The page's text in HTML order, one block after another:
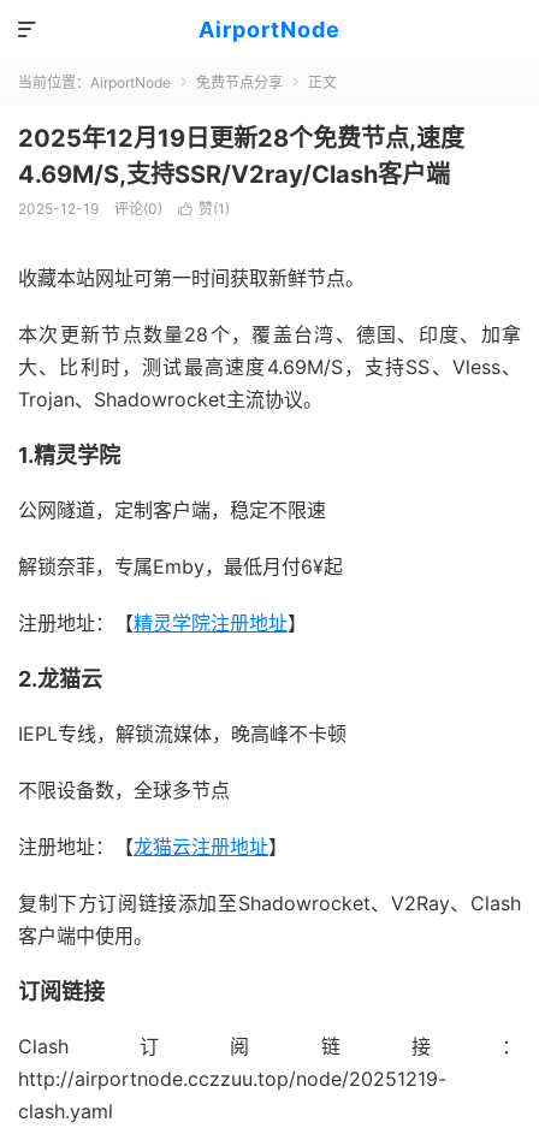
AirportNode

当前位置： AirportNode  免费节点分享  正文
2025年12月19日更新28个免费节点,速度
4.69M/S,支持SSR/V2ray/Clash客户端
2025-12-19 评论(0)  赞(1 )
收藏本站网址可第一时间获取新鲜节点。
本次更新节点数量28个，覆盖台湾、德国、印度、加拿
大、比利时，测试最高速度4.69M/S，支持SS、Vless、
Trojan、Shadowrocket主流协议。
1.精灵学院
公网隧道，定制客户端，稳定不限速
解锁奈菲，专属Emby，最低月付6¥起
注册地址：【精灵学院注册地址】
2.龙猫云
IEPL专线，解锁流媒体，晚高峰不卡顿
不限设备数，全球多节点
注册地址：【龙猫云注册地址】
复制下方订阅链接添加至Shadowrocket、V2Ray、Clash
客户端中使用。
订阅链接
Clash订阅链接：
http://airportnode.cczzuu.top/node/20251219-
clash.yaml